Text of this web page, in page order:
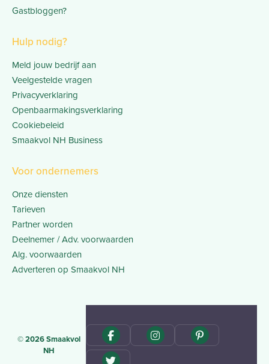
Gastbloggen?
Hulp nodig?
Meld jouw bedrijf aan
Veelgestelde vragen
Privacyverklaring
Openbaarmakingsverklaring
Cookiebeleid
Smaakvol NH Business
Voor ondernemers
Onze diensten
Tarieven
Partner worden
Deelnemer / Adv. voorwaarden
Alg. voorwaarden
Adverteren op Smaakvol NH
© 2026 Smaakvol
NH